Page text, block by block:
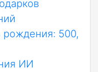
рождения: 500,
ИИ